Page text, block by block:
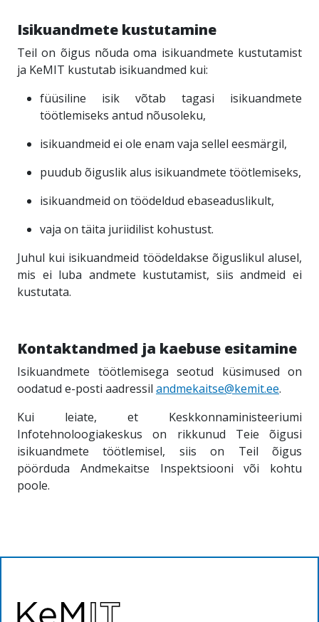
Isikuandmete kustutamine
Teil on õigus nõuda oma isikuandmete kustutamist
ja KeMIT kustutab isikuandmed kui:
füüsiline isik võtab tagasi isikuandmete
töötlemiseks antud nõusoleku,
isikuandmeid ei ole enam vaja sellel eesmärgil,
puudub õiguslik alus isikuandmete töötlemiseks,
isikuandmeid on töödeldud ebaseaduslikult,
vaja on täita juriidilist kohustust.
Juhul kui isikuandmeid töödeldakse õiguslikul alusel,
mis ei luba andmete kustutamist, siis andmeid ei
kustutata.
Kontaktandmed ja kaebuse esitamine
Isikuandmete töötlemisega seotud küsimused on
oodatud e-posti aadressil andmekaitse@kemit.ee.
Kui leiate, et Keskkonnaministeeriumi
Infotehnoloogiakeskus on rikkunud Teie õigusi
isikuandmete töötlemisel, siis on Teil õigus
pöörduda Andmekaitse Inspektsiooni või kohtu
poole.